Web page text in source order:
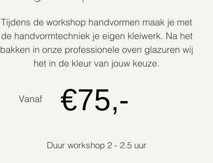
Tijdens de workshop handvormen maak je met
de handvormtechniek je eigen kleiwerk. Na het
bakken in onze professionele oven glazuren wij
het in de kleur van jouw keuze.
€75,-
Vanaf
Duur workshop 2 - 2.5 uur